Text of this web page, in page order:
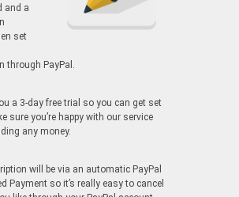
and a
set
through PayPal.
a 3-day free trial so you can get set
sure you’re happy with our service
any money.
will be via an automatic PayPal
Payment so it’s really easy to cancel